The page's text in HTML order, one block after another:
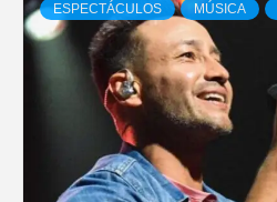
ESPECTÁCULOS MÚSICA